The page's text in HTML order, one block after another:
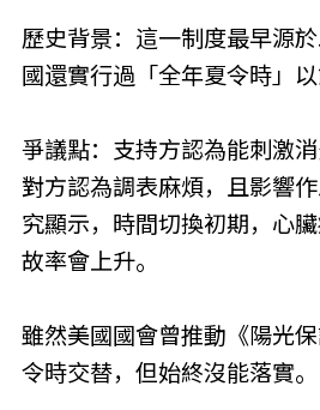
歷史背景：這一制度最早源
國還實行過「全年夏令時」以
爭議點：支持方認為能刺激
對方認為調表麻煩，且影響
究顯示，時間切換初期，心
故率會上升。
雖然美國國會曾推動《陽光
令時交替，但始終沒能落實。